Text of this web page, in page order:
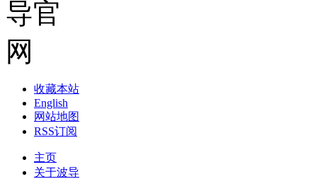
收藏本站
English
网站地图
RSS订阅
主页
关于波导